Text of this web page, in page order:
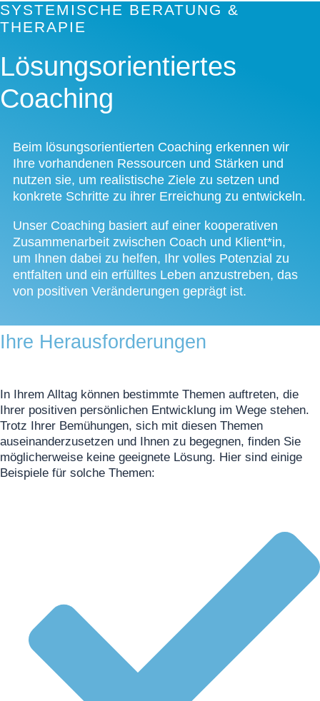
SYSTEMISCHE BERATUNG &
THERAPIE
Lösungsorientiertes
Coaching
Beim lösungsorientierten Coaching erkennen wir
Ihre vorhandenen Ressourcen und Stärken und
nutzen sie, um realistische Ziele zu setzen und
konkrete Schritte zu ihrer Erreichung zu entwickeln.
Unser Coaching basiert auf einer kooperativen
Zusammenarbeit zwischen Coach und Klient*in,
um Ihnen dabei zu helfen, Ihr volles Potenzial zu
entfalten und ein erfülltes Leben anzustreben, das
von positiven Veränderungen geprägt ist.
Ihre Herausforderungen
In Ihrem Alltag können bestimmte Themen auftreten, die
Ihrer positiven persönlichen Entwicklung im Wege stehen.
Trotz Ihrer Bemühungen, sich mit diesen Themen
auseinanderzusetzen und Ihnen zu begegnen, finden Sie
möglicherweise keine geeignete Lösung. Hier sind einige
Beispiele für solche Themen: